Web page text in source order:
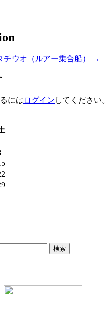
チウオ（ルアー乗合船） →
には ログイン してください。